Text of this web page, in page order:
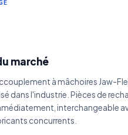
marché
à mâchoires Jaw-
dans l'industrie. Pièces de
interchangeable
concurrents.